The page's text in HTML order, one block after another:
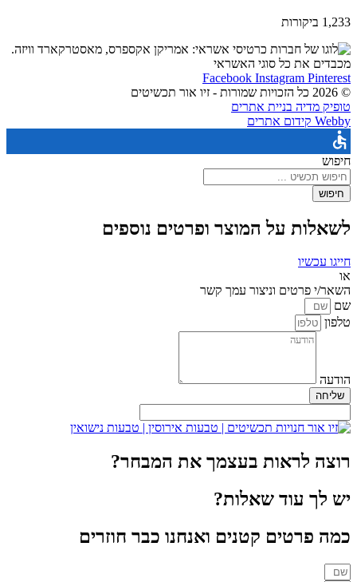
1,233 ביקורות
מכבדים את כל סוגי האשראי
Facebook Instagram Pinterest
© 2026 כל הזכויות שמורות - זיו אור תכשיטים
טופיק מדיה בניית אתרים
Webby קידום אתרים
חיפוש
חיפוש
לשאלות על המוצר ופרטים נוספים
חייגו עכשיו
או
השאר/י פרטים וניצור עמך קשר
שם
טלפון
הודעה
שליחה
רוצה לראות בעצמך את המבחר?
יש לך עוד שאלות?
כמה פרטים קטנים ואנחנו כבר חוזרים